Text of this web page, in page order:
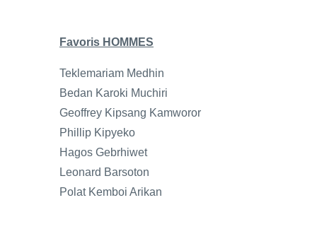
Favoris HOMMES
Teklemariam Medhin
Bedan Karoki Muchiri
Geoffrey Kipsang Kamworor
Phillip Kipyeko
Hagos Gebrhiwet
Leonard Barsoton
Polat Kemboi Arikan